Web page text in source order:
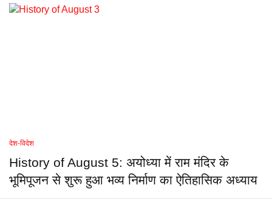
देश-विदेश
History of August 5: अयोध्या में राम मंदिर के
भूमिपूजन से शुरू हुआ भव्य निर्माण का ऐतिहासिक अध्याय